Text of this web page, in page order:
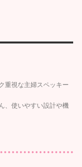
重視な主婦スペッキー
、使いやすい設計や機